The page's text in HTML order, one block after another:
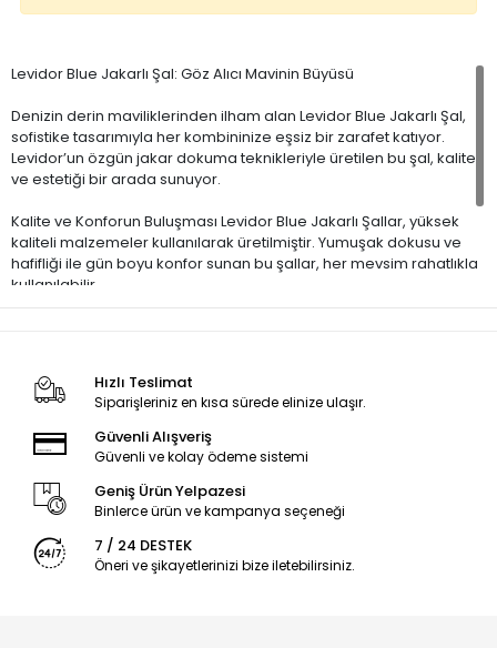
Levidor Blue Jakarlı Şal: Göz Alıcı Mavinin Büyüsü
Denizin derin maviliklerinden ilham alan Levidor Blue Jakarlı Şal,
sofistike tasarımıyla her kombininize eşsiz bir zarafet katıyor.
Levidor’un özgün jakar dokuma teknikleriyle üretilen bu şal, kalite
ve estetiği bir arada sunuyor.
Kalite ve Konforun Buluşması Levidor Blue Jakarlı Şallar, yüksek
kaliteli malzemeler kullanılarak üretilmiştir. Yumuşak dokusu ve
hafifliği ile gün boyu konfor sunan bu şallar, her mevsim rahatlıkla
kullanılabilir.
tonu, farklı tarzlara uyum sağlayacak şekilde özenle seçilmiştir.
Hızlı Teslimat
Siparişleriniz en kısa sürede elinize ulaşır.
Güvenli Alışveriş
Güvenli ve kolay ödeme sistemi
Geniş Ürün Yelpazesi
Binlerce ürün ve kampanya seçeneği
7 / 24 DESTEK
Öneri ve şikayetlerinizi bize iletebilirsiniz.